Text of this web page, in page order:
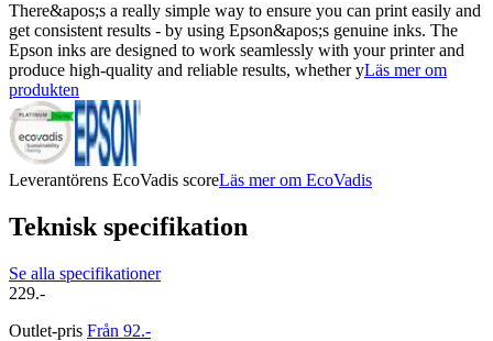
There&apos;s a really simple way to ensure you can print easily and
get consistent results - by using Epson&apos;s genuine inks. The
Epson inks are designed to work seamlessly with your printer and
produce high-quality and reliable results, whether yLäs mer om
produkten
Leverantörens EcoVadis scoreLäs mer om EcoVadis
Teknisk specifikation
Se alla specifikationer
229.-
Outlet-pris Från 92.-